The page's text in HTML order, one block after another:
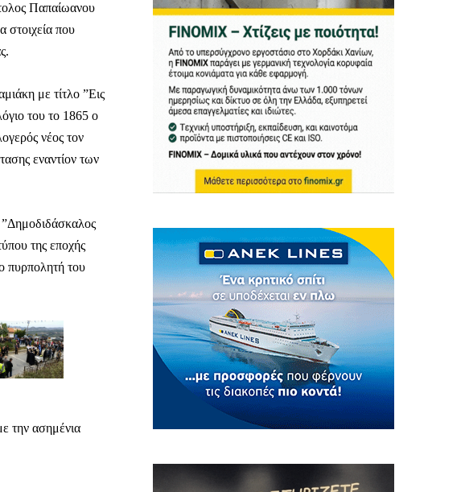
Παπαίωανου
στοιχεία που
με τίτλο ”Εις
του το 1865 ο
νέος τον
εναντίον των
της εποχής
πυρπολητή του
την ασημένια